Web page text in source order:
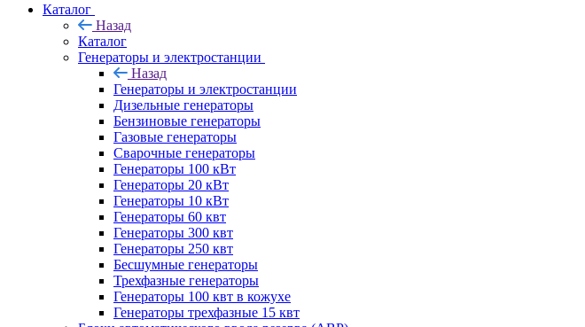
Каталог
Назад
Каталог
Генераторы и электростанции
Назад
Генераторы и электростанции
Дизельные генераторы
Бензиновые генераторы
Газовые генераторы
Сварочные генераторы
Генераторы 100 кВт
Генераторы 20 кВт
Генераторы 10 кВт
Генераторы 60 квт
Генераторы 300 квт
Генераторы 250 квт
Бесшумные генераторы
Трехфазные генераторы
Генераторы 100 квт в кожухе
Генераторы трехфазные 15 квт